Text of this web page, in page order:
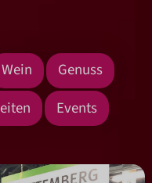
Wein
Genuss
Events